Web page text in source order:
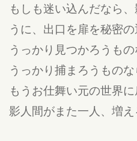
もしも迷い込んだなら
うに、出口を扉を秘密の
うっかり見つかろうもの
うっかり捕まろうものな
もうお仕舞い元の世界に
影人間がまた一人、増え